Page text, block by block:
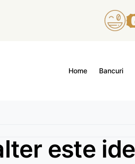
Home Bancuri
este